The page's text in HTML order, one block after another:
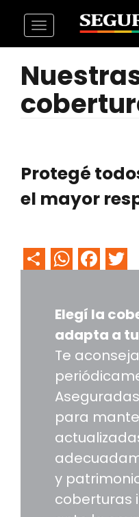
Pasar
contenido
principal
Toggle
navigation
Protegé
el mayor
Share
Elegí la
adapta a
Te
para
y
coberturas